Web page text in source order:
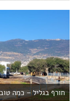
חורף בגליל – כמה